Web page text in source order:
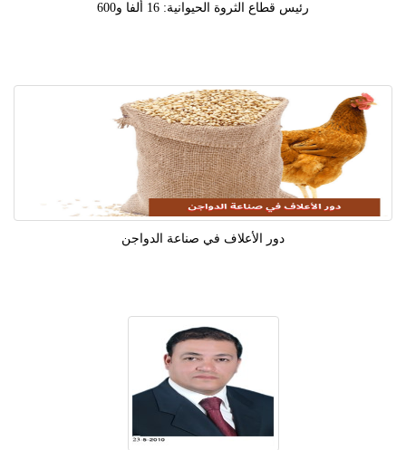
رئيس قطاع الثروة الحيوانية: 16 ألفا و600
دور الأعلاف في صناعة الدواجن